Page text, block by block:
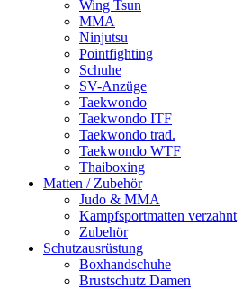
Wing Tsun
MMA
Ninjutsu
Pointfighting
Schuhe
SV-Anzüge
Taekwondo
Taekwondo ITF
Taekwondo trad.
Taekwondo WTF
Thaiboxing
Matten / Zubehör
Judo & MMA
Kampfsportmatten verzahnt
Zubehör
Schutzausrüstung
Boxhandschuhe
Brustschutz Damen